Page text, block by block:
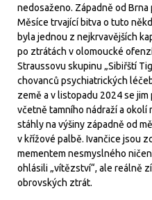
nedosaženo. Západně od
Měsíce trvající bitva o tuto
byla jednou z nejkrvavějších
po ztrátách v olomoucké
Straussovu skupinu „Sibiřští
chovanců psychiatrických
země a v listopadu 2024 se
včetně tamního nádraží a okolí
stáhly na výšiny západně od
v křížové palbě. Ivančice jsou
mementem nesmyslného
ohlásili „vítězství“, ale reálně
obrovských ztrát.